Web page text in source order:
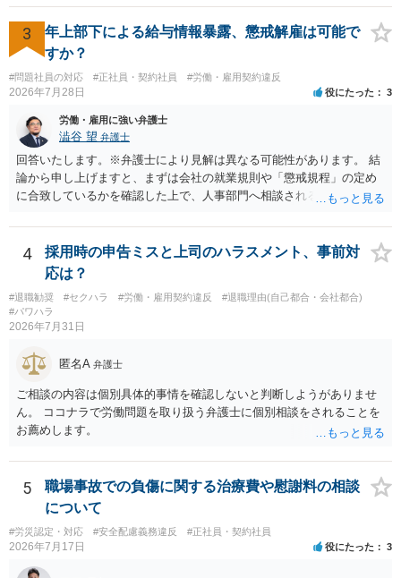
3
年上部下による給与情報暴露、懲戒解雇は可能で
すか？
#問題社員の対応 #正社員・契約社員 #労働・雇用契約違反
2026年7月28日 役にたった 3
労働・雇用に強い弁護士
澁谷 望 弁護士
回答いたします。※弁護士により見解は異なる可能性があります。 結
論から申し上げますと、まずは会社の就業規則や「懲戒規程」の定め
に合致しているかを確認した上で、人事部門へ相談されることが最優
ものの、重い懲戒処分の対象には十分なり得ます。 名誉や評価の回復
については、会社側に「部下の不正行為による情報漏洩」と正式に認
定させ、誤認した他部署への適切なフォローや周知を求めるのが有効
です。 あるいは、懲戒があったことを社内で周知される手続があるの
ならば、それにより軽微ながら回復はできるかもしれません。 さらに
個人としても、相手に対してプライバシー侵害等に基づく損害賠償
らない可能性があります。）。
4
採用時の申告ミスと上司のハラスメント、事前対
応は？
#退職勧奨 #セクハラ #労働・雇用契約違反
#退職理由(自己都合・会社都合)
#パワハラ
2026年7月31日
匿名A 弁護士
ご相談の内容は個別具体的事情を確認しないと判断しようがありませ
ん。 ココナラで労働問題を取り扱う弁護士に個別相談をされることを
お薦めします。
5
職場事故での負傷に関する治療費や慰謝料の相談
について
#労災認定・対応 #安全配慮義務違反 #正社員・契約社員
2026年7月17日 役にたった 3